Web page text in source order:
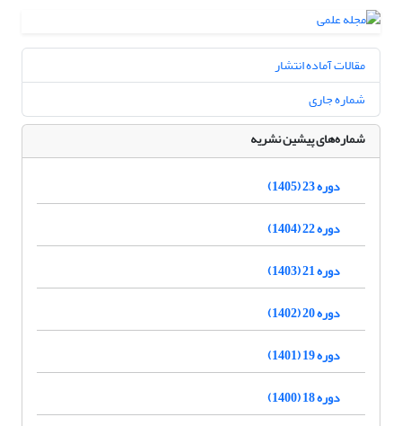
مقالات آماده انتشار
شماره جاری
شماره‌های پیشین نشریه
دوره 23 (1405)
دوره 22 (1404)
دوره 21 (1403)
دوره 20 (1402)
دوره 19 (1401)
دوره 18 (1400)